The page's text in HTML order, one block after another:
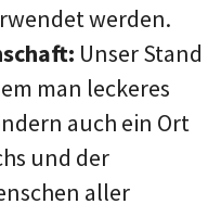
werden.
Unser Stand
man leckeres
auch ein Ort
und der
aller